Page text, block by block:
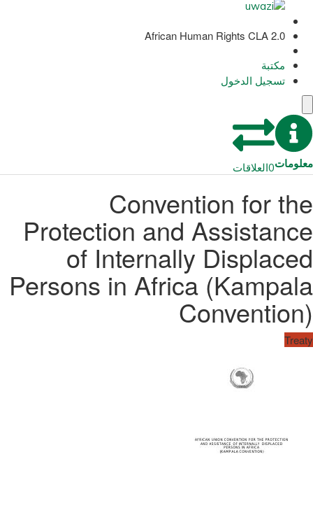
African Human Rights CLA 2.0
مكتبة
تسجيل الدخول
معلومات0العلاقات
Convention for the
Protection and Assistance
of Internally Displaced
Persons in Africa (Kampala
Convention)
Treaty